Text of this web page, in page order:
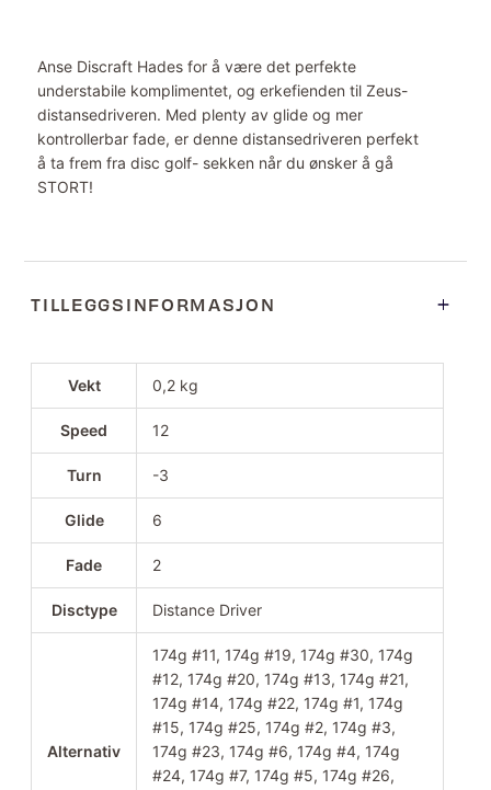
Anse Discraft Hades for å være det perfekte
understabile komplimentet, og erkefienden til Zeus-
distansedriveren. Med plenty av glide og mer
kontrollerbar fade, er denne distansedriveren perfekt
å ta frem fra disc golf- sekken når du ønsker å gå
STORT!
TILLEGGSINFORMASJON
Vekt 0,2 kg
Speed 12
Turn -3
Glide 6
Fade 2
Disctype Distance Driver
Alternativ
174g #11, 174g #19, 174g #30, 174g
#12, 174g #20, 174g #13, 174g #21,
174g #14, 174g #22, 174g #1, 174g
#15, 174g #25, 174g #2, 174g #3,
174g #23, 174g #6, 174g #4, 174g
#24, 174g #7, 174g #5, 174g #26,